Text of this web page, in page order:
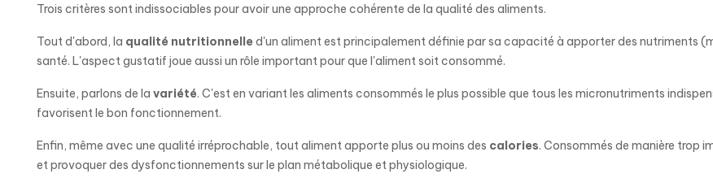
Trois critères sont indissociables pour avoir une approche cohérente de la qualité des aliments.
Tout d'abord, la qualité nutritionnelle d'un aliment est principalement définie par sa capacité à apporter des nutriments
santé. L'aspect gustatif joue aussi un rôle important pour que l'aliment soit consommé.
Ensuite, parlons de la variété. C'est en variant les aliments consommés le plus possible que tous les micronutriments
favorisent le bon fonctionnement.
Enfin, même avec une qualité irréprochable, tout aliment apporte plus ou moins des calories. Consommés de manière trop
et provoquer des dysfonctionnements sur le plan métabolique et physiologique.